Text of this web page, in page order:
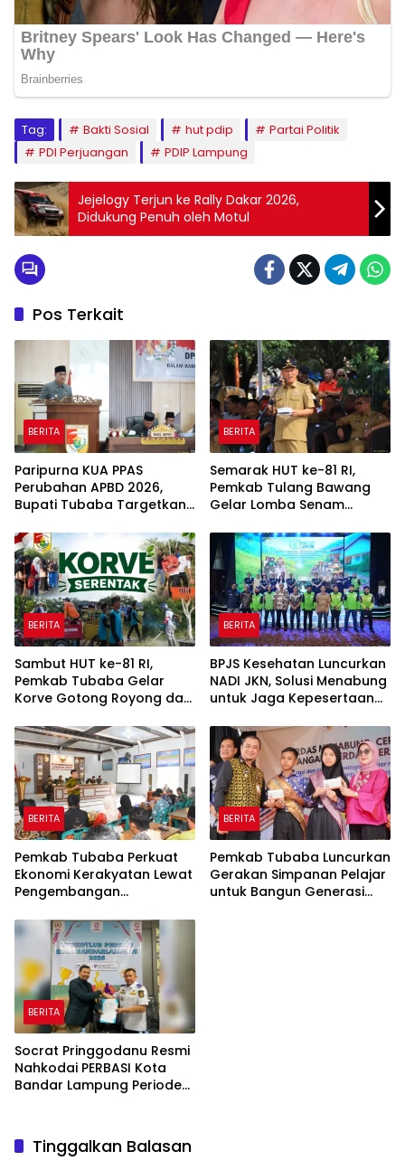
Tag: Bakti Sosial hut pdip
Partai Politik
PDI Perjuangan
PDIP Lampung
Jejelogy Terjun ke Rally Dakar 2026,
Didukung Penuh oleh Motul
Pos Terkait
BERITA
Paripurna KUA PPAS
Perubahan APBD 2026,
Bupati Tubaba Targetkan
Rp820,3 Miliar
BERITA
Semarak HUT ke-81 RI,
Pemkab Tulang Bawang
Gelar Lomba Senam
BERITA
Sambut HUT ke-81 RI,
Pemkab Tubaba Gelar
Korve Gotong Royong dan
BERITA
BPJS Kesehatan Luncurkan
NADI JKN, Solusi Menabung
untuk Jaga Kepesertaan
BERITA
Pemkab Tubaba Perkuat
Ekonomi Kerakyatan Lewat
Pengembangan
Penyaluran KUR
BERITA
Pemkab Tubaba Luncurkan
Gerakan Simpanan Pelajar
untuk Bangun Generasi
BERITA
Socrat Pringgodanu Resmi
Nahkodai PERBASI Kota
Bandar Lampung Periode
Tinggalkan Balasan